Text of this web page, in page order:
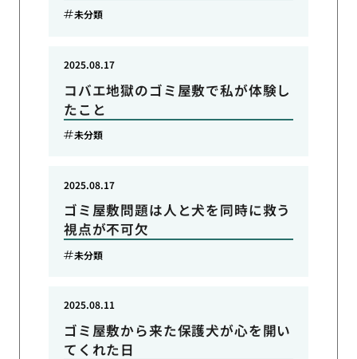
未分類
コバエ地獄のゴミ屋敷で私が体験し
たこと
2025.08.17
未分類
ゴミ屋敷問題は人と犬を同時に救う
視点が不可欠
2025.08.17
未分類
ゴミ屋敷から来た保護犬が心を開い
てくれた日
2025.08.11